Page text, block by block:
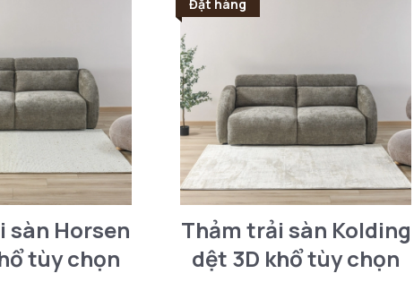
sàn Horsen
tùy chọn
Đặt hàng
Thảm trải sàn Kolding
dệt 3D khổ tùy chọn